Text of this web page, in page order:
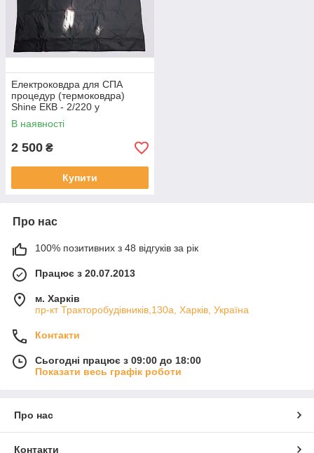
Електроковдра для СПА
процедур (термоковдра)
Shine ЕКВ - 2/220 у
непромокальному чохлі.
В наявності
2 500 ₴
Купити
Про нас
100% позитивних з 48 відгуків за рік
Працює з 20.07.2013
м. Харків
пр-кт Тракторобудівників,130а, Харків, Україна
Контакти
Сьогодні працює з 09:00 до 18:00
Показати весь графік роботи
Про нас
Контакти